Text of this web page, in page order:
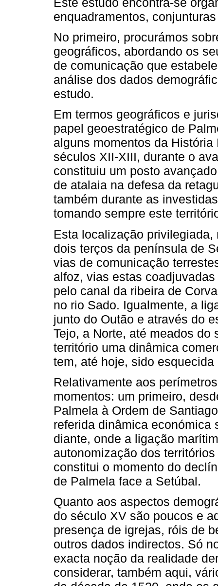
enquadramentos,
No primeiro, procurámos
geográficos, abordando os
de comunicação que
análise dos dados
estudo.
Em termos geográficos e
papel geoestratégico de
alguns momentos da
séculos XII-XIII, durante o
constituiu um posto
de atalaia na defesa da
também durante as
tomando sempre este
Esta localização
dois terços da península de
vias de comunicação
alfoz, vias estas
pelo canal da ribeira de
no rio Sado. Igualmente, a
junto do Outão e através do
Tejo, a Norte, até meados
território uma dinâmica
tem, até hoje, sido
Relativamente aos
momentos: um primeiro,
Palmela à Ordem de
referida dinâmica económica
diante, onde a ligação
autonomização dos
constitui o momento do
de Palmela face a Setúbal.
Quanto aos aspectos
do século XV são poucos e
presença de igrejas, róis de
outros dados indirectos. Só
exacta noção da realidade
considerar, também aqui,